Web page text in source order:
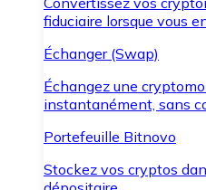
fiduciaire lorsque vous
Échanger (Swap)
Échangez une
instantanément, sans
Portefeuille Bitnovo
Stockez vos cryptos